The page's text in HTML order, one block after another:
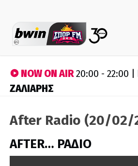
NOW ON AIR20:00 - 22:00 |
ΖΑΛΙΑΡΗΣ
After Radio (20/02/
AFTER… ΡΑΔΙΟ